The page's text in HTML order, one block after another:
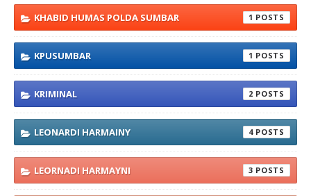
KHABID HUMAS POLDA SUMBAR 1
KPUSUMBAR 1
KRIMINAL 2
LEONARDI HARMAINY 4
LEORNADI HARMAYNI 3